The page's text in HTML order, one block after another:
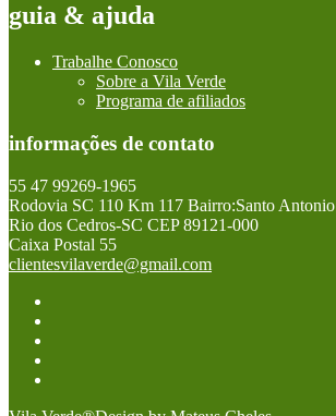
guia & ajuda
Trabalhe Conosco
Sobre a Vila Verde
Programa de afiliados
informações de contato
55 47 99269-1965
Rodovia SC 110 Km 117 Bairro:Santo Antonio
Rio dos Cedros-SC CEP 89121-000
Caixa Postal 55
clientesvilaverde@gmail.com